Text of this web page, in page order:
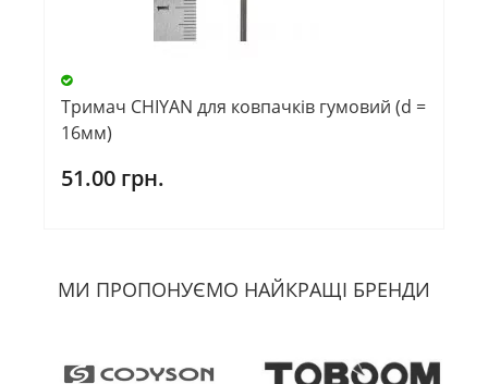
Тримач CHIYAN для ковпачків гумовий (d =
16мм)
51.00 грн.
МИ ПРОПОНУЄМО НАЙКРАЩІ БРЕНДИ